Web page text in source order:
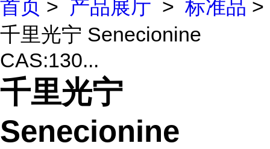
首页 > 产品展厅 > 标准品 >
千里光宁 Senecionine
CAS:130...
千里光宁
Senecionine